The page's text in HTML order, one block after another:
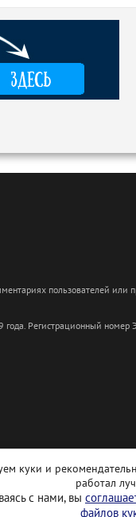
пользователей
года. Регистрационный
куки и
работал
с нами, вы
файлов